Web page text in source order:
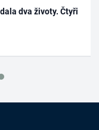
dva životy. Čtyři